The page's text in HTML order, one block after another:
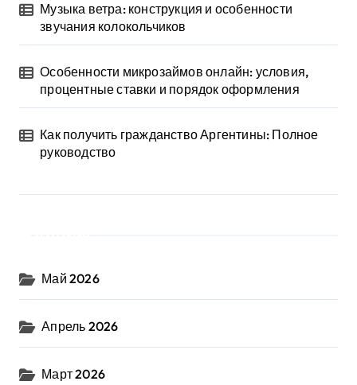
Музыка ветра: конструкция и особенности
звучания колокольчиков
Особенности микрозаймов онлайн: условия,
процентные ставки и порядок оформления
Как получить гражданство Аргентины: Полное
руководство
Май 2026
Апрель 2026
Март 2026